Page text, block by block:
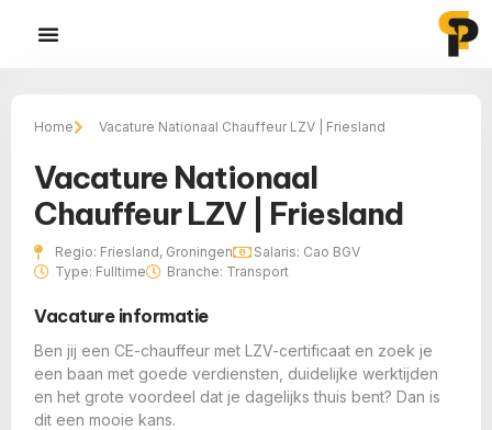
Home Vacature Nationaal Chauffeur LZV | Friesland
Vacature Nationaal
Chauffeur LZV | Friesland
Regio: Friesland, Groningen
Salaris: Cao BGV
Type: Fulltime
Branche: Transport
Vacature informatie
Ben jij een CE-chauffeur met LZV-certificaat en zoek je
een baan met goede verdiensten, duidelijke werktijden
en het grote voordeel dat je dagelijks thuis bent? Dan is
dit een mooie kans.